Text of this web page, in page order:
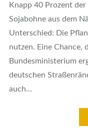
Knapp 40 Prozent
Sojabohne aus dem
Unterschied: Die
nutzen. Eine Chance,
Bundesministerium
deutschen
auch…